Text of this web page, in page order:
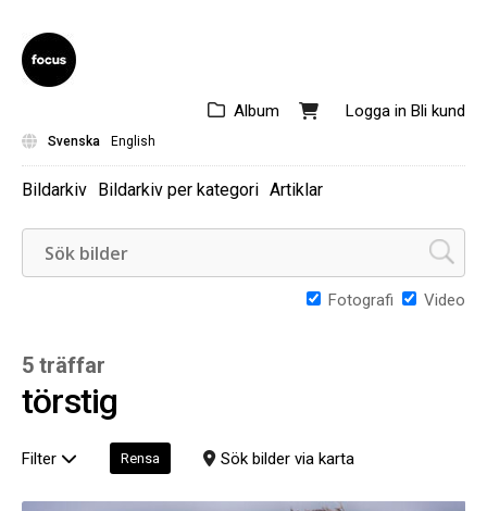
Logga in Bli kund
Album
Svenska English
Bildarkiv Bildarkiv per kategori Artiklar
Fotografi Video
5 träffar
törstig
Filter Rensa Sök bilder via karta